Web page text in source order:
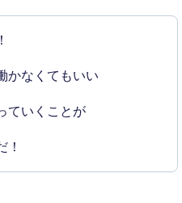
かなくてもいい
ていくことが
！